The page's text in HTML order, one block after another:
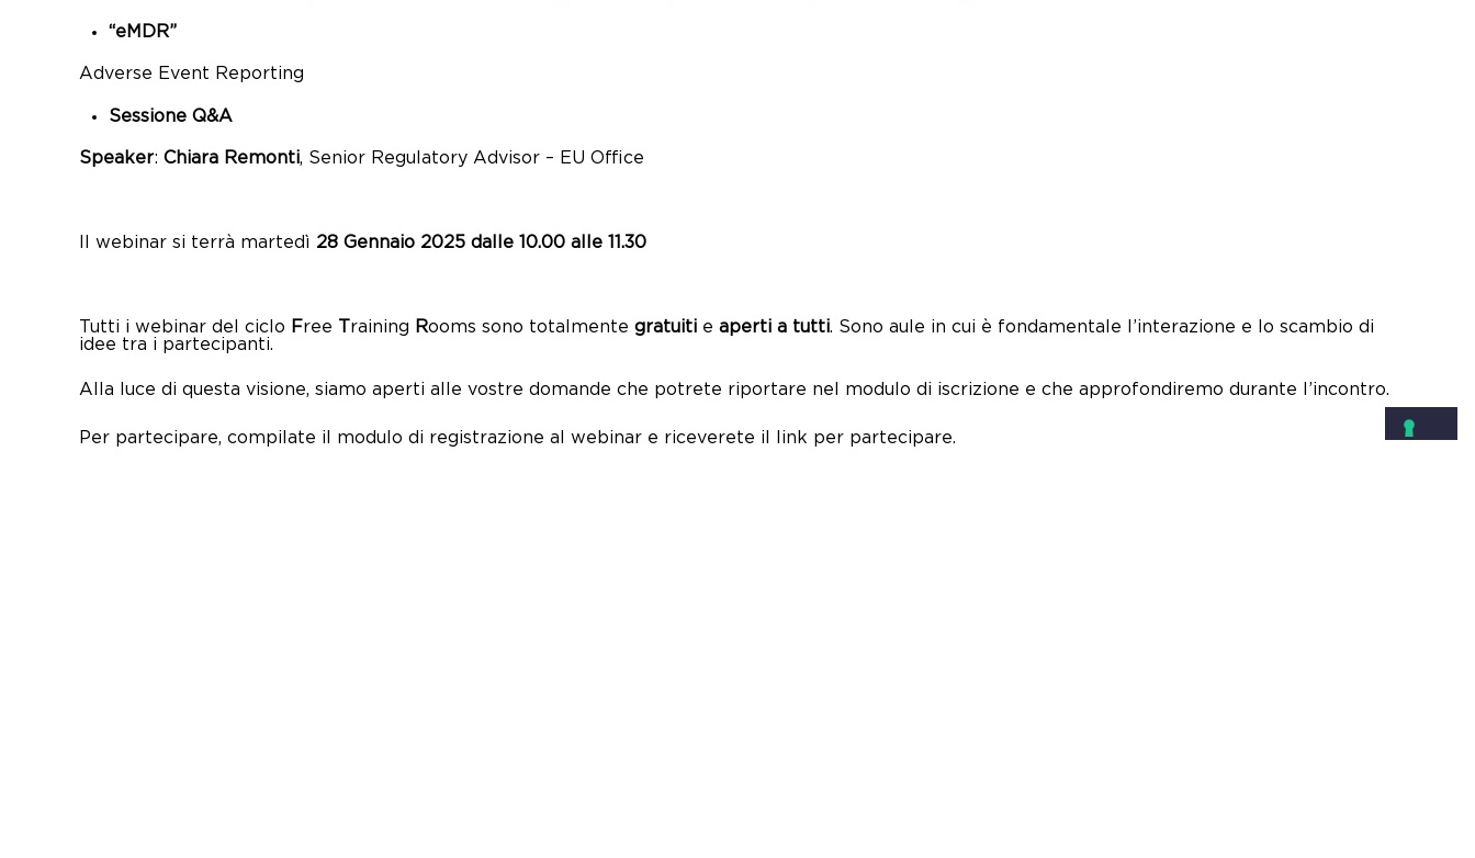
“eMDR”
Adverse Event Reporting
Sessione Q&A
Speaker: Chiara Remonti, Senior Regulatory Advisor – EU Office
Il webinar si terrà martedì 28 Gennaio 2025 dalle 10.00 alle 11.30
Tutti i webinar del ciclo Free Training Rooms sono totalmente gratuiti e aperti a tutti. Sono aule in cui è fondamentale l’interazione e lo scambio di
idee tra i partecipanti.
Alla luce di questa visione, siamo aperti alle vostre domande che potrete riportare nel modulo di iscrizione e che approfondiremo durante l’incontro.
Per partecipare, compilate il modulo di registrazione al webinar e riceverete il link per partecipare.